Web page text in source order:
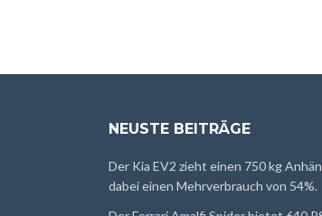
NEUSTE BEITRÄGE
Der Kia EV2 zieht einen 750 kg
dabei einen Mehrverbrauch von 54%.